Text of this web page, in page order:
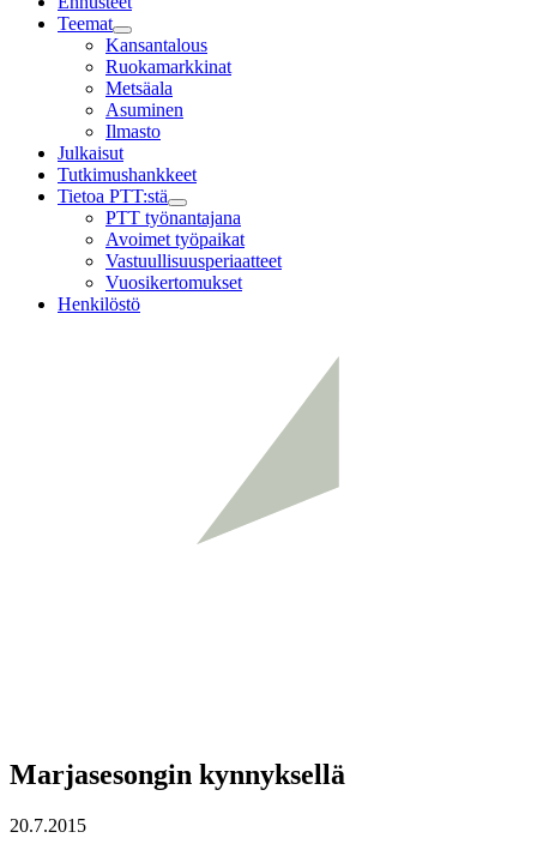
Teemat
Child
menu
Kansantalous
Ruokamarkkinat
Metsäala
Asuminen
Ilmasto
Julkaisut
Tutkimushankkeet
Tietoa PTT:stä
Child
menu
PTT työnantajana
Avoimet työpaikat
Vastuullisuusperiaatteet
Vuosikertomukset
Henkilöstö
Marjasesongin kynnyksellä
20.7.2015